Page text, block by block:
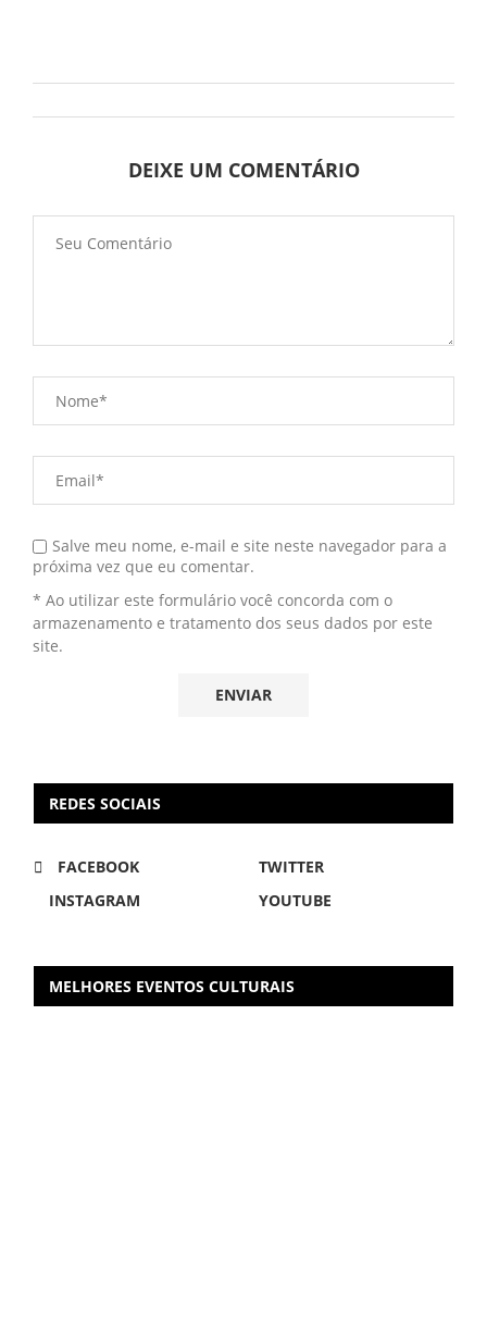
DEIXE UM COMENTÁRIO
Salve meu nome, e-mail e site neste navegador para a
próxima vez que eu comentar.
* Ao utilizar este formulário você concorda com o
armazenamento e tratamento dos seus dados por este
site.
REDES SOCIAIS
FACEBOOK
TWITTER
INSTAGRAM
YOUTUBE
MELHORES EVENTOS CULTURAIS